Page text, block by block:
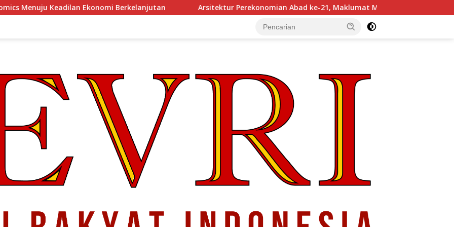
Berkelanjutan Arsitektur Perekonomian Abad ke-21, Maklumat Merdeka Barat, dan Jalan Panjang Menuju